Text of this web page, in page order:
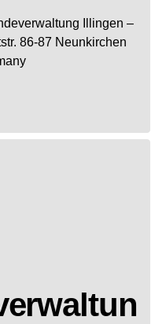
Illingen –
86-87 Neunkirchen